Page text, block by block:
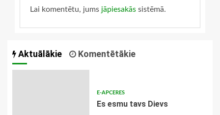
Lai komentētu, jums jāpiesakās sistēmā.
Aktuālākie Komentētākie
E-APCERES
Es esmu tavs Dievs